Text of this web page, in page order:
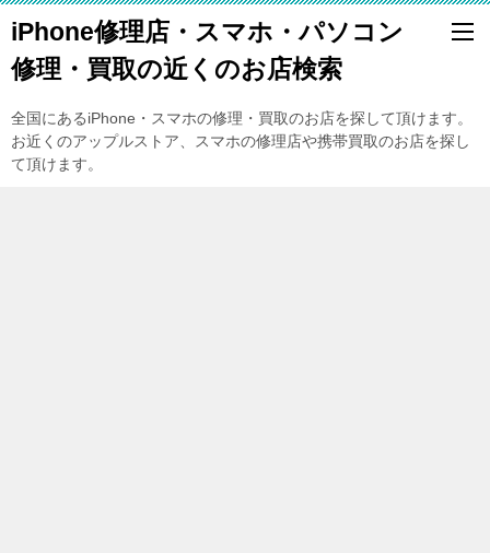
iPhone修理店・スマホ・パソコン
修理・買取の近くのお店検索
全国にあるiPhone・スマホの修理・買取のお店を探して頂けます。
お近くのアップルストア、スマホの修理店や携帯買取のお店を探し
て頂けます。